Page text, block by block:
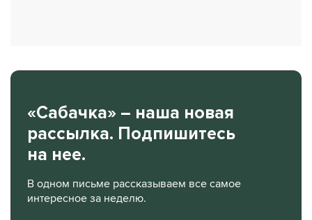
«Сабачка» – наша новая
рассылка. Подпишитесь
на нее.
В одном письме рассказываем все самое
интересное за неделю.